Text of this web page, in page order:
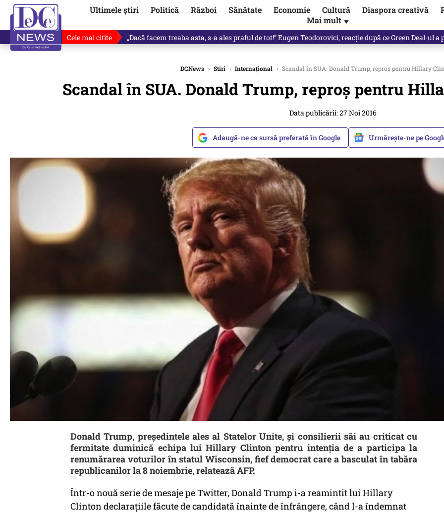
Ultimele știri Politică Război Sănătate Economie Cultură Diaspora creativă
Mai mult ▼
Cele mai citite „Dacă facem treaba asta, s-a ales praful de tot!” Eugen Teodorovici, reacție după ce Green Deal-ul a
DCNews › Stiri › Internațional › Scandal în SUA. Donald Trump, reproș pentru Hillary
Scandal în SUA. Donald Trump, reproș pentru
Data publicării: 27 Noi 2016
Adaugă-ne ca sursă preferată în Google Urmărește-ne pe
Donald Trump, președintele ales al Statelor Unite, și consilierii săi au criticat cu
fermitate duminică echipa lui Hillary Clinton pentru intenția de a participa la
renumărarea voturilor în statul Wisconsin, fief democrat care a basculat în tabăra
republicanilor la 8 noiembrie, relatează AFP.
Într-o nouă serie de mesaje pe Twitter, Donald Trump i-a reamintit lui Hillary
Clinton declarațiile făcute de candidată înainte de înfrângere, când l-a îndemnat